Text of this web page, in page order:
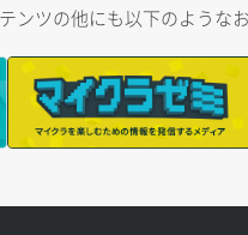
ンツの他にも以下のような